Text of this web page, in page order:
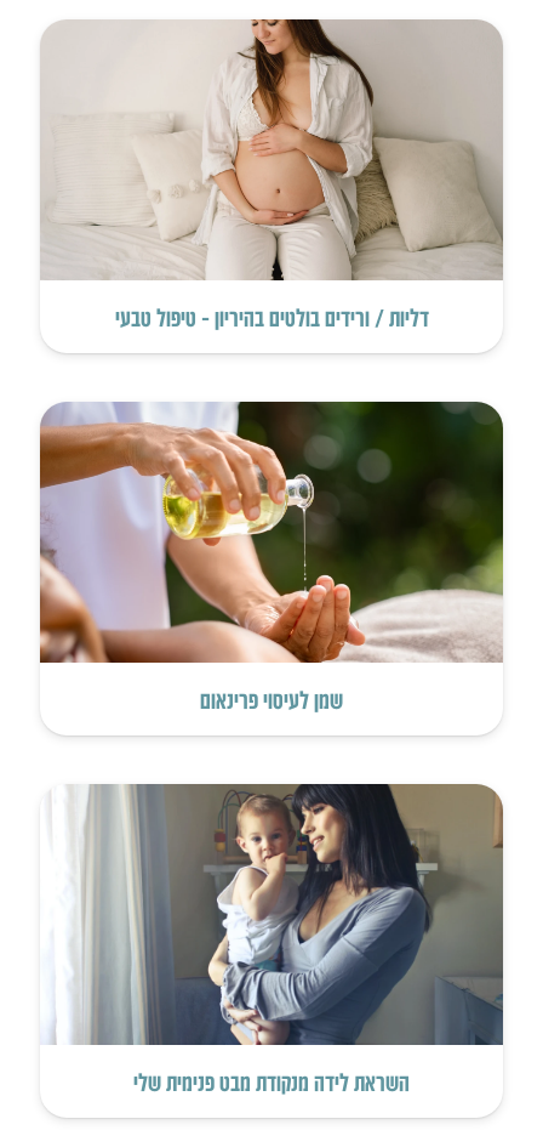
דליות / ורידים בולטים בהיריון – טיפול טבעי
שמן לעיסוי פרינאום
השראת לידה מנקודת מבט פנימית שלי